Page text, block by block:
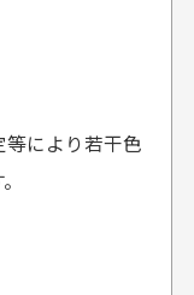
送のみとさせて
てもらえます
送させて頂いて
により若干色